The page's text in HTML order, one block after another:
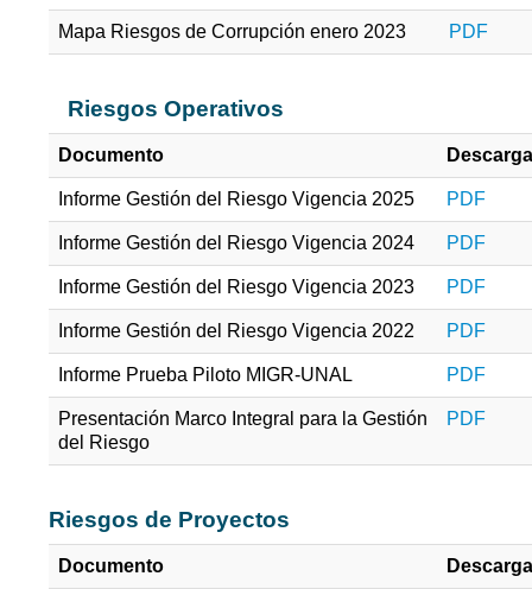
Mapa Riesgos de Corrupción enero 2023 PDF
Riesgos Operativos
Documento Descarga
Informe Gestión del Riesgo Vigencia 2025 PDF
Informe Gestión del Riesgo Vigencia 2024 PDF
Informe Gestión del Riesgo Vigencia 2023 PDF
Informe Gestión del Riesgo Vigencia 2022 PDF
Informe Prueba Piloto MIGR-UNAL PDF
Presentación Marco Integral para la Gestión
del Riesgo
PDF
Riesgos de Proyectos
Documento Descarga